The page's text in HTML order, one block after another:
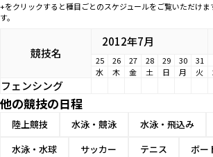
+をクリックすると種目ごとのスケジュールをご覧いただけ
す。
競技名
2012年7月
25 26 27 28 29 30 31
水
木 金 土 日 月 火
フェンシング
他の競技の日程
陸上競技 水泳・競泳 水泳・飛込み
水泳・水球
サッカー テニス ボー